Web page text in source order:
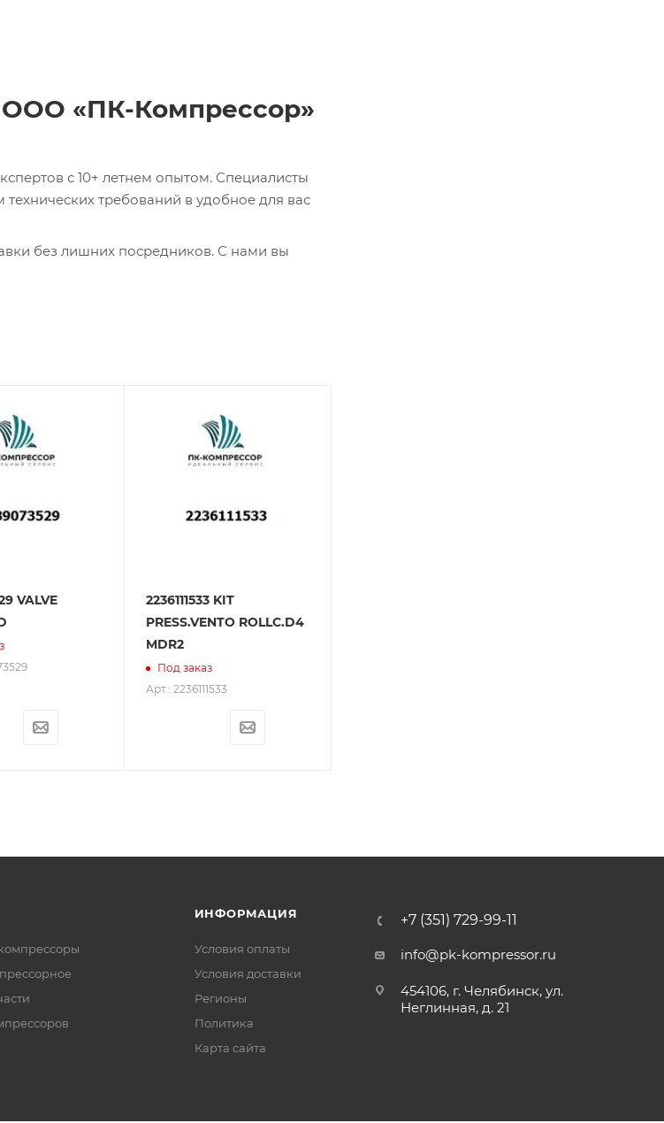
ООО «ПК-Компрессор»
с 10+ летнем опытом. Специалисты
требований в удобное для вас
без лишних посредников. С нами вы
ООО «ПК-Компрессор» - надежный
VALVE
2236111533 KIT
PRESS.VENTO ROLLC.D4
MDR2
Под заказ
Арт.: 2236111533
ИНФОРМАЦИЯ
Условия оплаты
Условия доставки
Регионы
Политика
Карта сайта
+7 (351) 729-99-11
info@pk-kompressor.ru
454106, г. Челябинск, ул.
Неглинная, д. 21